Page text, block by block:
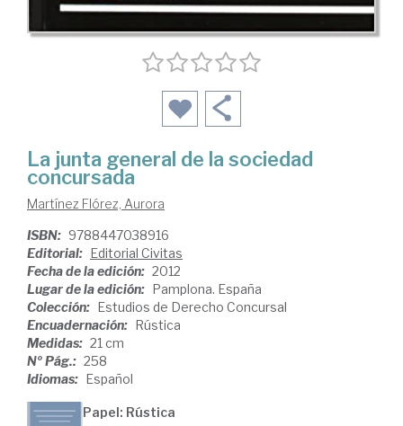
La junta general de la sociedad
concursada
Martínez Flórez, Aurora
ISBN: 9788447038916
Editorial: Editorial Civitas
Fecha de la edición: 2012
Lugar de la edición: Pamplona. España
Colección: Estudios de Derecho Concursal
Encuadernación: Rústica
Medidas: 21 cm
Nº Pág.: 258
Idiomas: Español
Papel: Rústica